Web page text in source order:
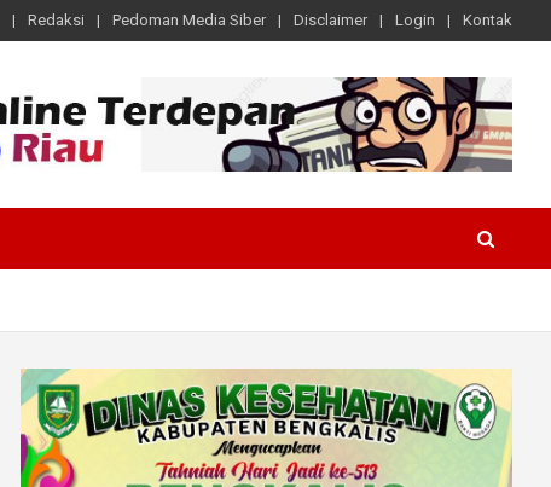
Redaksi Pedoman Media Siber Disclaimer Login Kontak